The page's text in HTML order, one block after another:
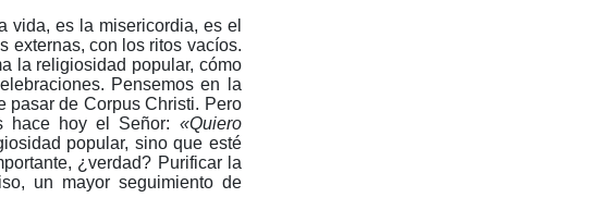
vida, es la misericordia, es el
externas, con los ritos vacíos.
la religiosidad popular, cómo
Pensemos en la
pasar de Corpus Christi. Pero
hace hoy el Señor: «Quiero
popular, sino que esté
¿verdad? Purificar la
un mayor seguimiento de